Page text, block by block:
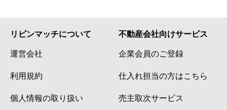
リビンマッチについて
運営会社
利用規約
個人情報の取り扱い
不動産会社向けサービス
企業会員のご登録
仕入れ担当の方はこちら
売主取次サービス